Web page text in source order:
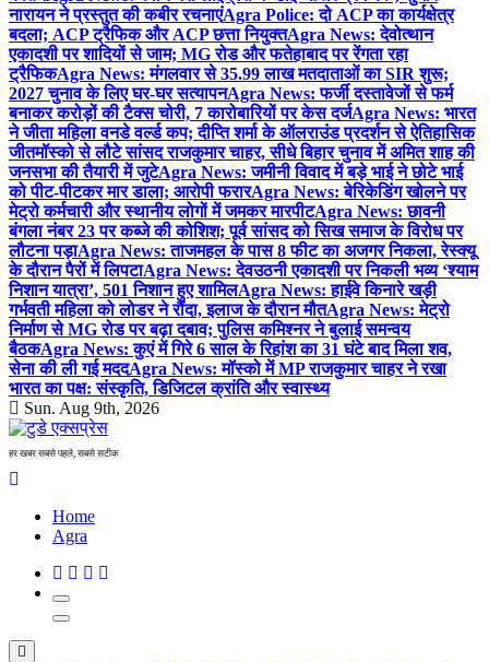
नारायन ने प्रस्तुत की कबीर रचनाएंAgra Police: दो ACP का कार्यक्षेत्र
बदला; ACP ट्रैफिक और ACP छत्ता नियुक्तAgra News: देवोत्थान
एकादशी पर शादियों से जाम; MG रोड और फतेहाबाद पर रेंगता रहा
ट्रैफिकAgra News: मंगलवार से 35.99 लाख मतदाताओं का SIR शुरू;
2027 चुनाव के लिए घर-घर सत्यापनAgra News: फर्जी दस्तावेजों से फर्म
बनाकर करोड़ों की टैक्स चोरी, 7 कारोबारियों पर केस दर्जAgra News: भारत
ने जीता महिला वनडे वर्ल्ड कप; दीप्ति शर्मा के ऑलराउंड प्रदर्शन से ऐतिहासिक
जीतमॉस्को से लौटे सांसद राजकुमार चाहर, सीधे बिहार चुनाव में अमित शाह की
जनसभा की तैयारी में जुटेAgra News: जमीनी विवाद में बड़े भाई ने छोटे भाई
को पीट-पीटकर मार डाला; आरोपी फरारAgra News: बेरिकेडिंग खोलने पर
मेट्रो कर्मचारी और स्थानीय लोगों में जमकर मारपीटAgra News: छावनी
बंगला नंबर 23 पर कब्जे की कोशिश; पूर्व सांसद को सिख समाज के विरोध पर
लौटना पड़ाAgra News: ताजमहल के पास 8 फीट का अजगर निकला, रेस्क्यू
के दौरान पैरों में लिपटाAgra News: देवउठनी एकादशी पर निकली भव्य ‘श्याम
निशान यात्रा’, 501 निशान हुए शामिलAgra News: हाईवे किनारे खड़ी
गर्भवती महिला को लोडर ने रौंदा, इलाज के दौरान मौतAgra News: मेट्रो
निर्माण से MG रोड पर बढ़ा दबाव; पुलिस कमिश्नर ने बुलाई समन्वय
बैठकAgra News: कुएं में गिरे 6 साल के रिहांश का 31 घंटे बाद मिला शव,
सेना की ली गई मददAgra News: मॉस्को में MP राजकुमार चाहर ने रखा
भारत का पक्ष: संस्कृति, डिजिटल क्रांति और स्वास्थ्य
Sun. Aug 9th, 2026
हर खबर सबसे पहले, सबसे सटीक
Home
Agra